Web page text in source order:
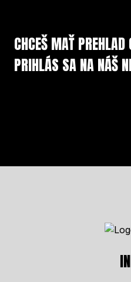
CHCEŠ MAŤ
PRIHLÁS SA NA NÁŠ